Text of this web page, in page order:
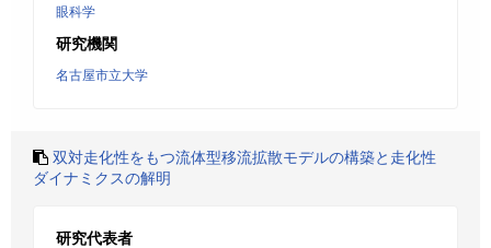
眼科学
研究機関
名古屋市立大学
双対走化性をもつ流体型移流拡散モデルの構築と走化性
ダイナミクスの解明
研究代表者